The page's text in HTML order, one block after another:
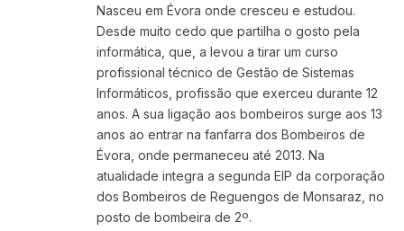
Nasceu em Évora onde cresceu e estudou.
Desde muito cedo que partilha o gosto pela
informática, que, a levou a tirar um curso
profissional técnico de Gestão de Sistemas
Informáticos, profissão que exerceu durante 12
anos. A sua ligação aos bombeiros surge aos 13
anos ao entrar na fanfarra dos Bombeiros de
Évora, onde permaneceu até 2013. Na
atualidade integra a segunda EIP da corporação
dos Bombeiros de Reguengos de Monsaraz, no
posto de bombeira de 2º.